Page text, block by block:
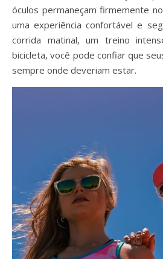
óculos permaneçam firmemente
uma experiência confortável e
corrida matinal, um treino
bicicleta, você pode confiar que
sempre onde deveriam estar.